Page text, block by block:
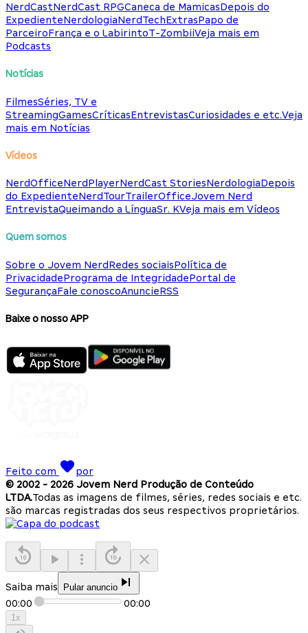
NerdCastNerdCast RPGCaneca de MamicasDepois do
ExpedienteNerdologiaNerdTechExtrasPapo de
ParceiroFrança e o LabirintoT-ZombiiVeja mais em
Podcasts
Notícias
FilmesSéries, TV e
StreamingGamesCríticasEntrevistasCuriosidades e etc.Veja
mais em Notícias
Vídeos
NerdOfficeNerdPlayerNerdCast StoriesNerdologiaDepois
do ExpedienteNerdTourTrailerOfficeJovem Nerd
EntrevistaQueimando a LínguaSr. KVeja mais em Vídeos
Quem somos
Sobre o Jovem NerdRedes sociaisPolítica de
PrivacidadePrograma de IntegridadePortal de
SegurançaFale conoscoAnuncieRSS
Baixe o nosso APP
Feito com
por
© 2002 - 2026 Jovem Nerd Produção de Conteúdo
LTDA.Todas as imagens de filmes, séries, redes sociais e etc.
são marcas registradas dos seus respectivos proprietários.
Saiba mais Pular anuncio
00:00 00:00
1x